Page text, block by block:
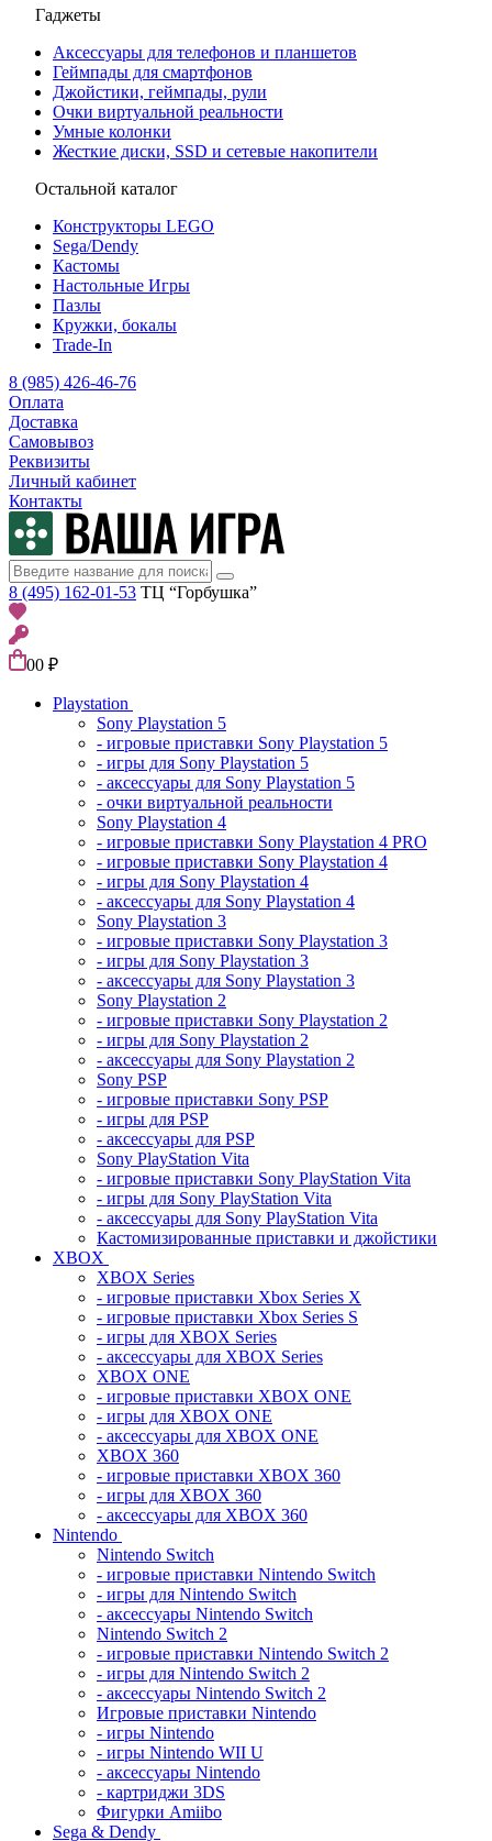
Гаджеты
Аксессуары для телефонов и планшетов
Геймпады для смартфонов
Джойстики, геймпады, рули
Очки виртуальной реальности
Умные колонки
Жесткие диски, SSD и сетевые накопители
Остальной каталог
Конструкторы LEGO
Sega/Dendy
Кастомы
Настольные Игры
Пазлы
Кружки, бокалы
Trade-In
8 (985) 426-46-76
Оплата
Доставка
Самовывоз
Реквизиты
Личный кабинет
Контакты
8 (495) 162-01-53 ТЦ “Горбушка”
00 ₽
Playstation
Sony Playstation 5
- игровые приставки Sony Playstation 5
- игры для Sony Playstation 5
- аксессуары для Sony Playstation 5
- очки виртуальной реальности
Sony Playstation 4
- игровые приставки Sony Playstation 4 PRO
- игровые приставки Sony Playstation 4
- игры для Sony Playstation 4
- аксессуары для Sony Playstation 4
Sony Playstation 3
- игровые приставки Sony Playstation 3
- игры для Sony Playstation 3
- аксессуары для Sony Playstation 3
Sony Playstation 2
- игровые приставки Sony Playstation 2
- игры для Sony Playstation 2
- аксессуары для Sony Playstation 2
Sony PSP
- игровые приставки Sony PSP
- игры для PSP
- аксессуары для PSP
Sony PlayStation Vita
- игровые приставки Sony PlayStation Vita
- игры для Sony PlayStation Vita
- аксессуары для Sony PlayStation Vita
Кастомизированные приставки и джойстики
XBOX
XBOX Series
- игровые приставки Xbox Series X
- игровые приставки Xbox Series S
- игры для XBOX Series
- аксессуары для XBOX Series
XBOX ONE
- игровые приставки XBOX ONE
- игры для XBOX ONE
- аксессуары для XBOX ONE
XBOX 360
- игровые приставки XBOX 360
- игры для XBOX 360
- аксессуары для XBOX 360
Nintendo
Nintendo Switch
- игровые приставки Nintendo Switch
- игры для Nintendo Switch
- аксессуары Nintendo Switch
Nintendo Switch 2
- игровые приставки Nintendo Switch 2
- игры для Nintendo Switch 2
- аксессуары Nintendo Switch 2
Игровые приставки Nintendo
- игры Nintendo
- игры Nintendo WII U
- аксессуары Nintendo
- картриджи 3DS
Фигурки Amiibo
Sega & Dendy